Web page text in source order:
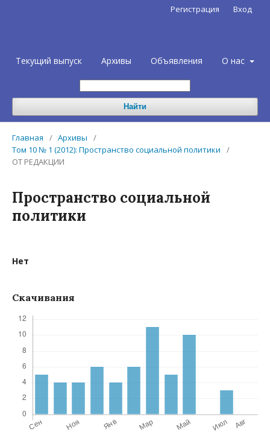
Текущий выпуск Архивы Объявления О нас
Найти
Регистрация Вход
Главная / Архивы
/
Том 10 № 1 (2012): Пространство социальной политики
/
ОТ РЕДАКЦИИ
Пространство социальной
политики
Нет
Скачивания